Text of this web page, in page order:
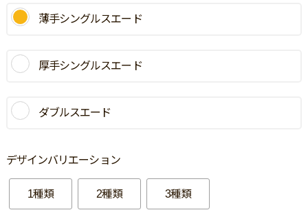
薄手シングルスエード
厚手シングルスエード
ダブルスエード
デザインバリエーション
1種類 2種類 3種類